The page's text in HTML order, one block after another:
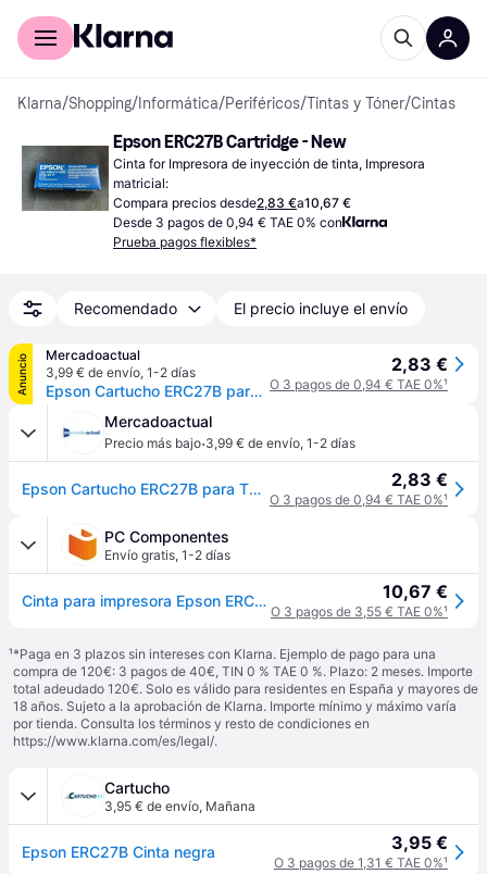
Comprar con Klarna
Klarna/Shopping/ Informática/Periféricos/Tintas y Tóner/Cintas
Epson ERC27B Cartridge - New
Cinta for Impresora de inyección de tinta, Impresora
matricial:
Compara precios desde2,83 €a10,67 €
Desde 3 pagos de 0,94 € TAE 0% con
Prueba pagos flexibles*
Recomendado El precio incluye el envío
Anuncio
Mercadoactual
3,99 € de envío, 1-2 días
Epson Cartucho ERC27B para TM-U290/II, -U295, M-290, negro
2,83 €
O 3 pagos de 0,94 € TAE 0%¹
Mercadoactual
Precio más bajo·3,99 € de envío, 1-2 días
Epson Cartucho ERC27B para TM-U290/II, -U295, M-290, negro 2,83 €
O 3 pagos de 0,94 € TAE 0%¹
PC Componentes
Envío gratis, 1-2 días
Cinta para impresora Epson ERC-27B Negro para TM-U290/II, TM-U295, M-290 10,67 €
O 3 pagos de 3,55 € TAE 0%¹
¹*Paga en 3 plazos sin intereses con Klarna. Ejemplo de pago para una
compra de 120€: 3 pagos de 40€, TIN 0 % TAE 0 %. Plazo: 2 meses. Importe
total adeudado 120€. Solo es válido para residentes en España y mayores de
18 años. Sujeto a la aprobación de Klarna. Importe mínimo y máximo varía
por tienda. Consulta los términos y resto de condiciones en
https://www.klarna.com/es/legal/.
Cartucho
3,95 € de envío, Mañana
Epson ERC27B Cinta negra 3,95 €
O 3 pagos de 1,31 € TAE 0%¹